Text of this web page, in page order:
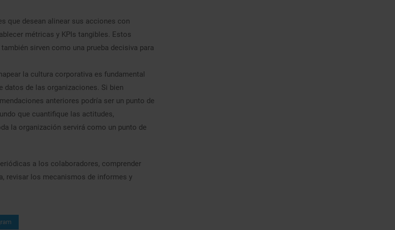
que desean alinear sus acciones con
métricas y KPIs tangibles. Estos
sirven como una prueba decisiva para
la cultura corporativa es fundamental
datos de las organizaciones. Si bien
anteriores podría ser un punto de
que cuantifique las actitudes,
la organización servirá como un punto de
a los colaboradores, comprender
revisar los mecanismos de informes y